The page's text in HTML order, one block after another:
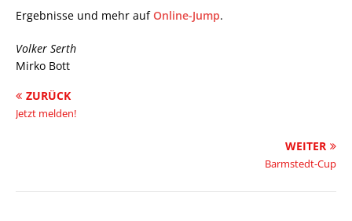
Ergebnisse und mehr aufOnline-Jump.
Volker Serth
Mirko Bott
ZURÜCK
Jetzt melden!
WEITER
Barmstedt-Cup